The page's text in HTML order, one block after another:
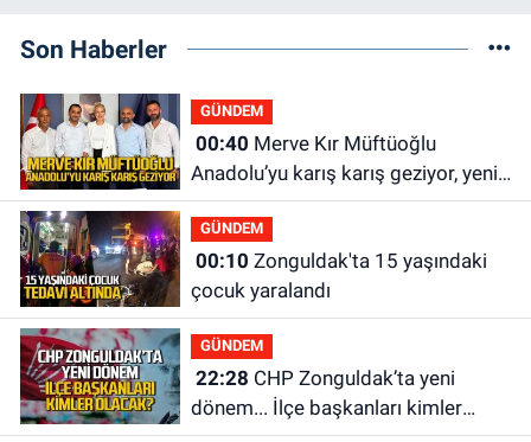
Son Haberler
GÜNDEM
00:40
Anadolu’yu karış karış geziyor, yeni
yapılanmaları şekillendiriyor
GÜNDEM
00:10
çocuk yaralandı
GÜNDEM
22:28
dönem... İlçe başkanları kimler